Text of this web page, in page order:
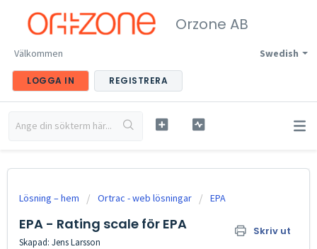
Orzone AB
Swedish
Välkommen
LOGGA IN REGISTRERA
Lösning – hem Ortrac - web lösningar EPA
EPA - Rating scale för EPA Skriv ut
Skapad: Jens Larsson